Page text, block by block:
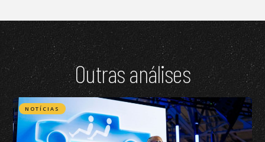
Outras análises
NOTÍCIAS